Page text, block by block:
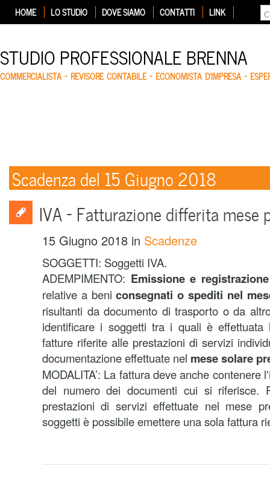
HOME LO STUDIO DOVE SIAMO CONTATTI LINK
STUDIO PROFESSIONALE BRENNA
COMMERCIALISTA – REVISORE CONTABILE – ECONOMISTA D'IMPRESA –
Scadenza del 15 Giugno 2018
IVA – Fatturazione differita mese
15 Giugno 2018 in Scadenze
SOGGETTI: Soggetti IVA.
ADEMPIMENTO: Emissione e
relative a beniconsegnati o spediti nel
risultanti da documento di trasporto o da
identificare i soggetti tra i quali è effettuata
fatture riferite alle prestazioni di servizi
documentazione effettuate nel mese solare
MODALITA’: La fattura deve anche contenere
del numero dei documenti cui si riferisce.
prestazioni di servizi effettuate nel mese
soggetti è possibile emettere una sola fattura